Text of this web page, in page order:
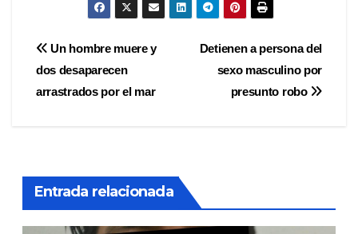
Navegación
de
Detienen a persona del
sexo masculino por
presunto robo
Un hombre muere y
dos desaparecen
arrastrados por el mar
Entrada relacionada